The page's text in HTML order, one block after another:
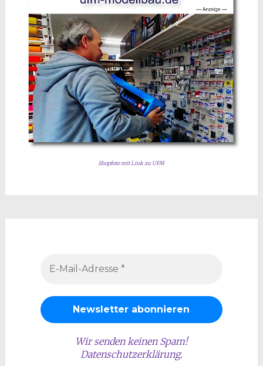
Shopfoto mit Link zu UFM
Wir senden keinen Spam!
Datenschutzerklärung.